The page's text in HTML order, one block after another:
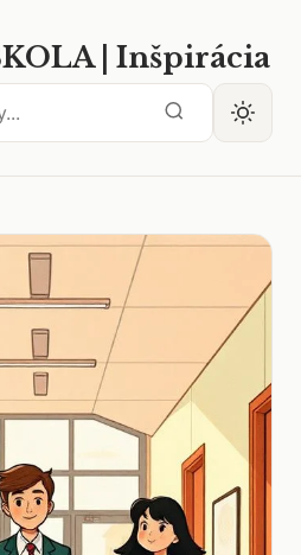
| Inšpirácia